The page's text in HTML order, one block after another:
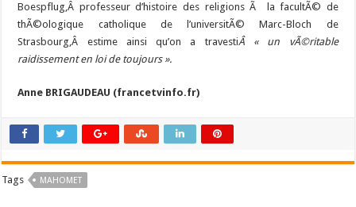
Boespflug,Â professeur d’histoire des religions Ã la facultÃ© de
thÃ©ologique catholique de l’universitÃ© Marc-Bloch de
Strasbourg,Â estime ainsi qu’on a travestiÂ « un vÃ©ritable
raidissement en loi de toujours ».
Anne BRIGAUDEAU (francetvinfo.fr)
Tags MAHOMET